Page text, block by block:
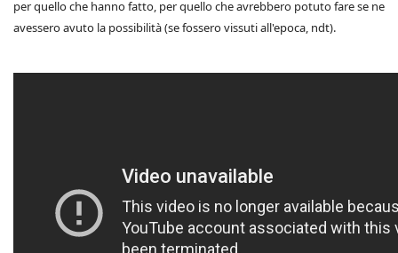
per quello che hanno fatto, per quello che avrebbero potuto fare se ne
avessero avuto la possibilità (se fossero vissuti all'epoca, ndt).